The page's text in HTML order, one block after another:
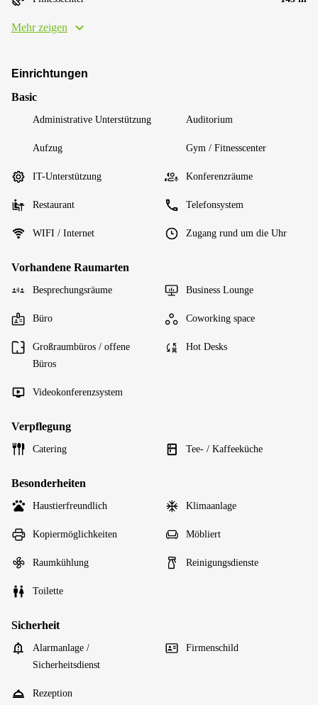
Mehr zeigen
Einrichtungen
Basic
Administrative Unterstützung Auditorium
Aufzug Gym / Fitnesscenter
IT-Unterstützung Konferenzräume
Restaurant Telefonsystem
WIFI / Internet Zugang rund um die Uhr
Vorhandene Raumarten
Besprechungsräume Business Lounge
Büro Coworking space
Großraumbüros / offene
Büros
Hot Desks
Videokonferenzsystem
Verpflegung
Catering Tee- / Kaffeeküche
Besonderheiten
Haustierfreundlich Klimaanlage
Kopiermöglichkeiten Möbliert
Raumkühlung Reinigungsdienste
Toilette
Sicherheit
Alarmanlage /
Sicherheitsdienst
Firmenschild
Rezeption